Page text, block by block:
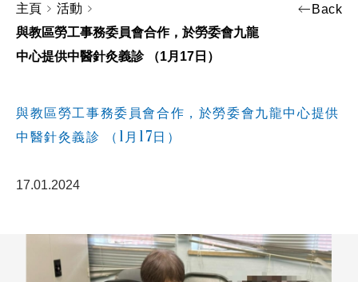
主頁
活動
與教區勞工事務委員會合作，於勞委會九龍
中心提供中醫針灸義診 （1月17日）
Back
與教區勞工事務委員會合作，於勞委會九龍中心提供
中醫針灸義診 （1月17日）
17.01.2024